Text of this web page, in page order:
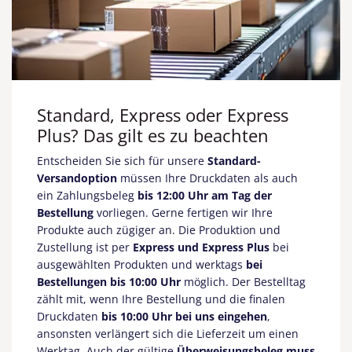
Standard, Express oder Express
Plus? Das gilt es zu beachten
Entscheiden Sie sich für unsere Standard-
Versandoption müssen Ihre Druckdaten als auch
ein Zahlungsbeleg bis 12:00 Uhr am Tag der
Bestellung vorliegen. Gerne fertigen wir Ihre
Produkte auch zügiger an. Die Produktion und
Zustellung ist per Express und Express Plus bei
ausgewählten Produkten und werktags bei
Bestellungen bis 10:00 Uhr möglich. Der Bestelltag
zählt mit, wenn Ihre Bestellung und die finalen
Druckdaten bis 10:00 Uhr bei uns eingehen,
ansonsten verlängert sich die Lieferzeit um einen